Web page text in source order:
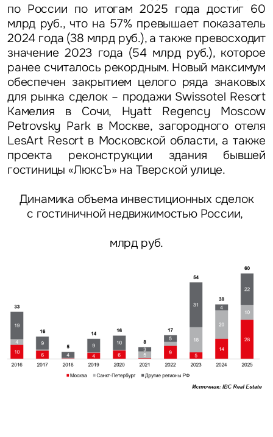
по России по итогам 2025 года достиг 60
млрд руб., что на 57% превышает показатель
2024 года (38 млрд руб.), а также превосходит
значение 2023 года (54 млрд руб.), которое
ранее считалось рекордным. Новый максимум
обеспечен закрытием целого ряда знаковых
для рынка сделок – продажи Swissotel Resort
Камелия в Сочи, Hyatt Regency Moscow
Petrovsky Park в Москве, загородного отеля
LesArt Resort в Московской области, а также
проекта реконструкции здания бывшей
гостиницы «ЛюксЪ» на Тверской улице.
Динамика объема инвестиционных сделок
с гостиничной недвижимостью России,
млрд руб.